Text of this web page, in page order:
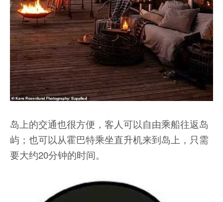
岛上的交通也很方便，客人可以自由乘船往返岛
屿；也可以从霍巴特乘坐直升机来到岛上，只需
要大约20分钟的时间。